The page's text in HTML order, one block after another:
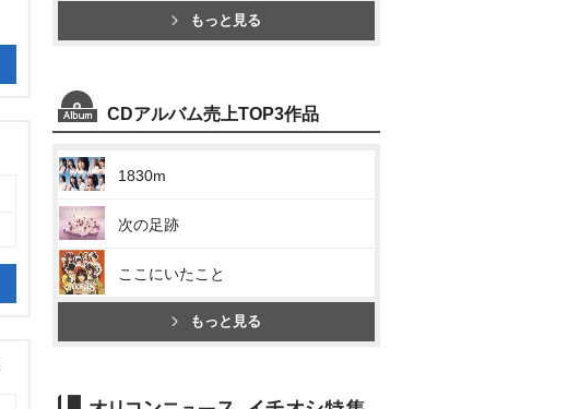
もっと見る
CDアルバム売上TOP3作品
1830m
次の足跡
ここにいたこと
もっと見る